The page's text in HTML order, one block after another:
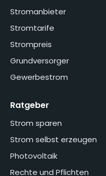
Stromanbieter
Stromtarife
Strompreis
Grundversorger
Gewerbestrom
Ratgeber
Strom sparen
Strom selbst erzeugen
Photovoltaik
Rechte und Pflichten